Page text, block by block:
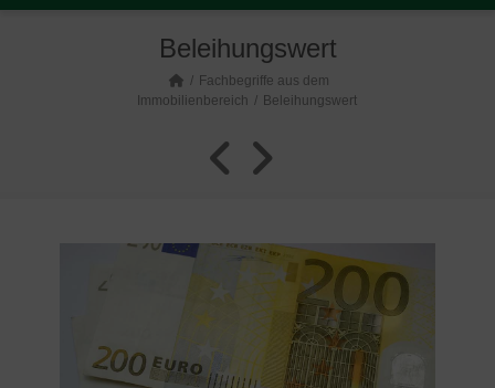
Beleihungswert
Fachbegriffe aus dem
Immobilienbereich
Beleihungswert